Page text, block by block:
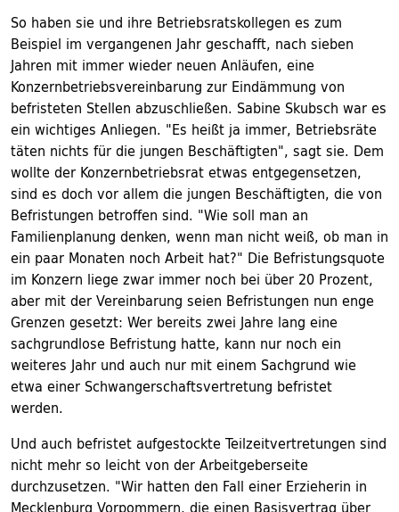
So haben sie und ihre Betriebsratskollegen es zum
Beispiel im vergangenen Jahr geschafft, nach sieben
Jahren mit immer wieder neuen Anläufen, eine
Konzernbetriebsvereinbarung zur Eindämmung von
befristeten Stellen abzuschließen. Sabine Skubsch war es
ein wichtiges Anliegen. "Es heißt ja immer, Betriebsräte
täten nichts für die jungen Beschäftigten", sagt sie. Dem
wollte der Konzernbetriebsrat etwas entgegensetzen,
sind es doch vor allem die jungen Beschäftigten, die von
Befristungen betroffen sind. "Wie soll man an
Familienplanung denken, wenn man nicht weiß, ob man in
ein paar Monaten noch Arbeit hat?" Die Befristungsquote
im Konzern liege zwar immer noch bei über 20 Prozent,
aber mit der Vereinbarung seien Befristungen nun enge
Grenzen gesetzt: Wer bereits zwei Jahre lang eine
sachgrundlose Befristung hatte, kann nur noch ein
weiteres Jahr und auch nur mit einem Sachgrund wie
etwa einer Schwangerschaftsvertretung befristet
werden.
Und auch befristet aufgestockte Teilzeitvertretungen sind
nicht mehr so leicht von der Arbeitgeberseite
durchzusetzen. "Wir hatten den Fall einer Erzieherin in